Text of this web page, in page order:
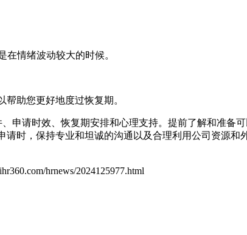
情绪波动较大的时候。
助您更好地度过恢复期。
申请时效、恢复期安排和心理支持。提前了解和准备可
时，保持专业和坦诚的沟通以及合理利用公司资源
hrnews/2024125977.html